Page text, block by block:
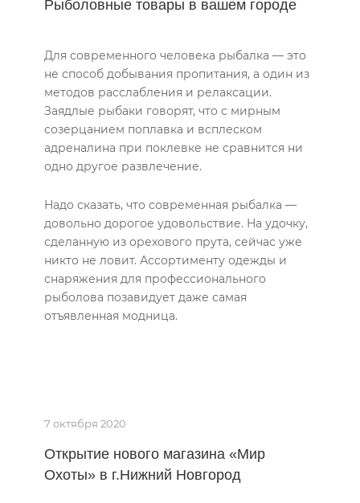
Рыболовные товары в вашем городе
Для современного человека рыбалка — это
не способ добывания пропитания, а один из
методов расслабления и релаксации.
Заядлые рыбаки говорят, что с мирным
созерцанием поплавка и всплеском
адреналина при поклевке не сравнится ни
одно другое развлечение.
Надо сказать, что современная рыбалка —
довольно дорогое удовольствие. На удочку,
сделанную из орехового прута, сейчас уже
никто не ловит. Ассортименту одежды и
снаряжения для профессионального
рыболова позавидует даже самая
отъявленная модница.
7 октября 2020
Открытие нового магазина «Мир
Охоты» в г.Нижний Новгород